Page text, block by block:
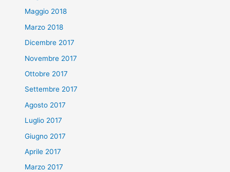
Maggio 2018
Marzo 2018
Dicembre 2017
Novembre 2017
Ottobre 2017
Settembre 2017
Agosto 2017
Luglio 2017
Giugno 2017
Aprile 2017
Marzo 2017